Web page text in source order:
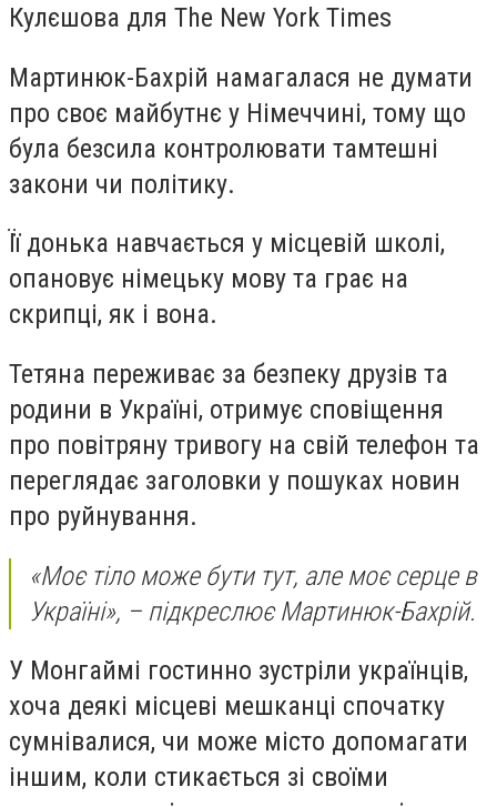
Кулєшова для The New York Times
Мартинюк-Бахрій намагалася не думати
про своє майбутнє у Німеччині, тому що
була безсила контролювати тамтешні
закони чи політику.
Її донька навчається у місцевій школі,
опановує німецьку мову та грає на
скрипці, як і вона.
Тетяна переживає за безпеку друзів та
родини в Україні, отримує сповіщення
про повітряну тривогу на свій телефон та
переглядає заголовки у пошуках новин
про руйнування.
«Моє тіло може бути тут, але моє серце в
Україні», – підкреслює Мартинюк-Бахрій.
У Монгаймі гостинно зустріли українців,
хоча деякі місцеві мешканці спочатку
сумнівалися, чи може місто допомагати
іншим, коли стикається зі своїми